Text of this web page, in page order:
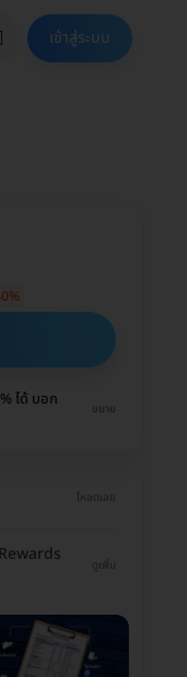
เข้าสู่ระบบ
ได้ บอก
ขยาย
โหลดเลย
ดูเพิ่ม